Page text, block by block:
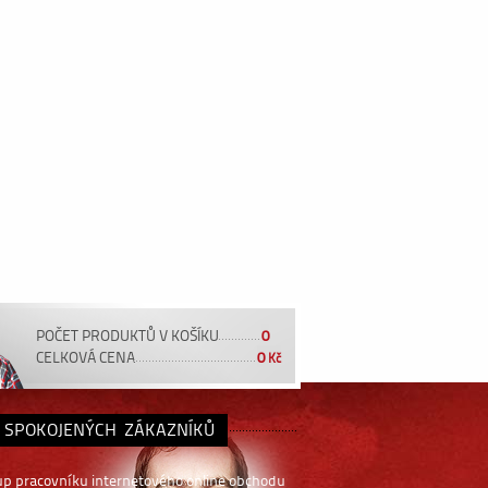
POČET PRODUKTŮ V KOŠÍKU
0
CELKOVÁ CENA
0Kč
ZÁKAZNÍKŮ
pracovníku internetového online obchodu